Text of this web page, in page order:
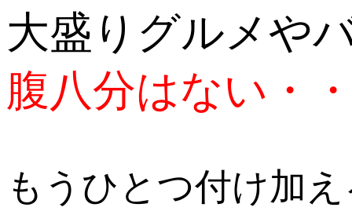
大盛りグルメや
腹八分はない・
もうひとつ付け加